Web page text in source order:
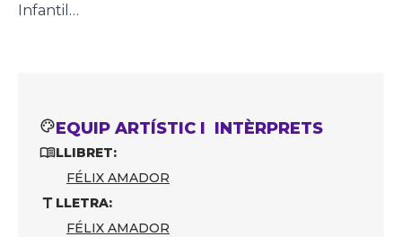
Infantil…
EQUIP ARTÍSTIC I INTÈRPRETS
LLIBRET:
FÉLIX AMADOR
LLETRA:
FÉLIX AMADOR